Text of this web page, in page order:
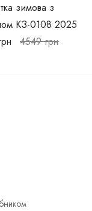
зимова з
КЗ-0108 2025
4549грн